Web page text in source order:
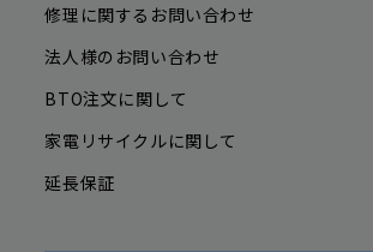
修理に関するお問い合わせ
法人様のお問い合わせ
BTO注文に関して
家電リサイクルに関して
延長保証